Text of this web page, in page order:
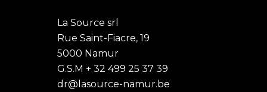
La Source srl
Rue Saint-Fiacre, 19
5000 Namur
G.S.M + 32 499 25 37 39
dr@lasource-namur.be